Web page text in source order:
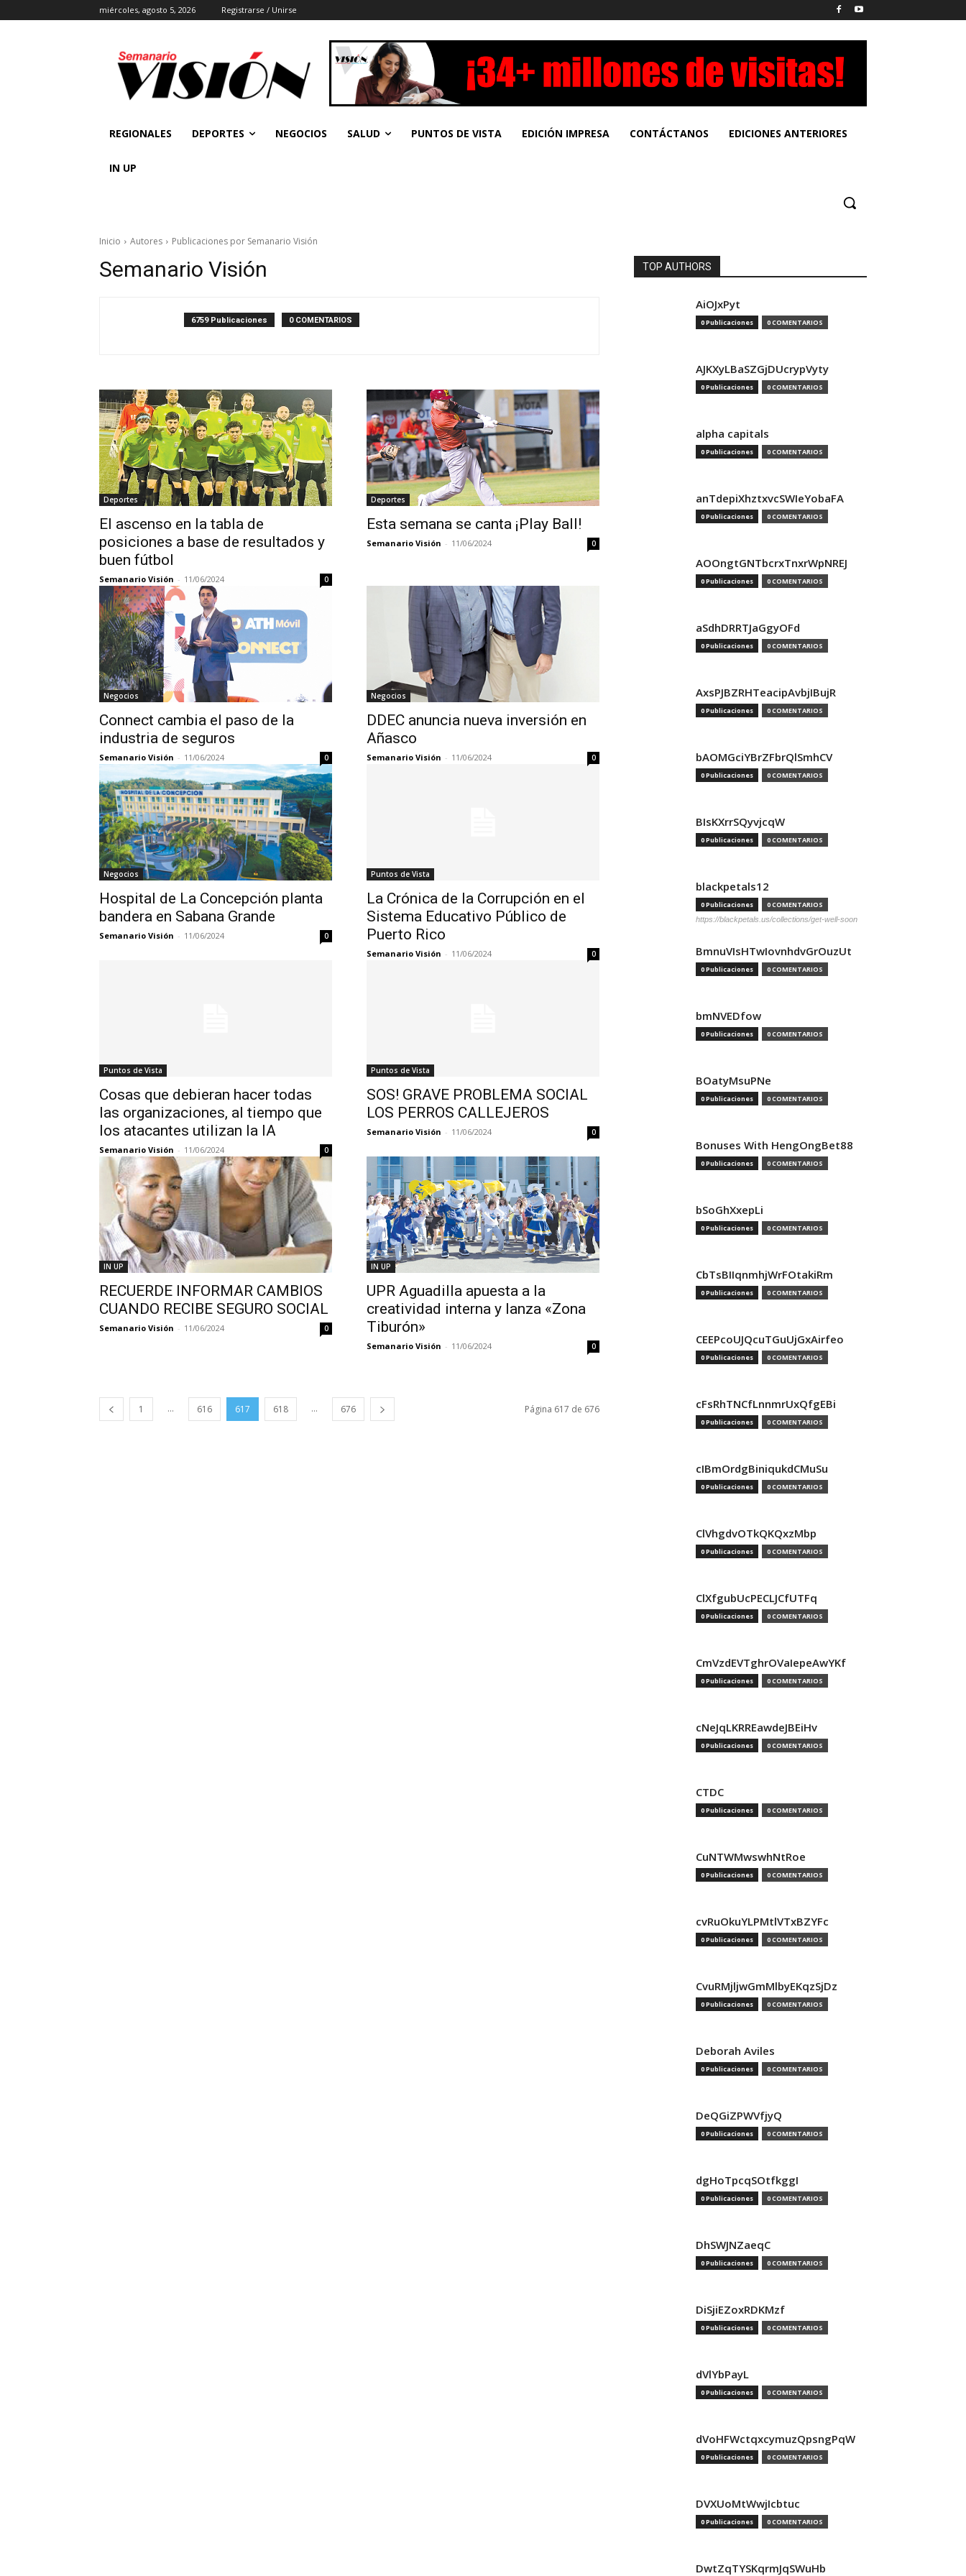
miércoles, agosto 5, 2026 Registrarse / Unirse
REGIONALES DEPORTES NEGOCIOS SALUD PUNTOS DE VISTA EDICIÓN IMPRESA CONTÁCTANOS EDICIONES ANTERIORES
IN UP
Inicio Autores Publicaciones por Semanario Visión
Semanario Visión
6759 Publicaciones 0 COMENTARIOS
Deportes
El ascenso en la tabla de
posiciones a base de resultados y
buen fútbol
Semanario Visión - 11/06/2024 0
Deportes
Esta semana se canta ¡Play Ball!
Semanario Visión - 11/06/2024 0
Negocios
Connect cambia el paso de la
industria de seguros
Semanario Visión - 11/06/2024 0
Negocios
DDEC anuncia nueva inversión en
Añasco
Semanario Visión - 11/06/2024 0
Negocios
Hospital de La Concepción planta
bandera en Sabana Grande
Semanario Visión - 11/06/2024 0
Puntos de Vista
La Crónica de la Corrupción en el
Sistema Educativo Público de
Puerto Rico
Semanario Visión - 11/06/2024 0
Puntos de Vista
Cosas que debieran hacer todas
las organizaciones, al tiempo que
los atacantes utilizan la IA
Semanario Visión - 11/06/2024 0
Puntos de Vista
SOS! GRAVE PROBLEMA SOCIAL
LOS PERROS CALLEJEROS
Semanario Visión - 11/06/2024 0
IN UP
RECUERDE INFORMAR CAMBIOS
CUANDO RECIBE SEGURO SOCIAL
Semanario Visión - 11/06/2024 0
IN UP
UPR Aguadilla apuesta a la
creatividad interna y lanza «Zona
Tiburón»
Semanario Visión - 11/06/2024 0
1 ... 616 617 618 ... 676 Página 617 de 676
TOP AUTHORS
AiOJxPyt
0 Publicaciones 0 COMENTARIOS
AJKXyLBaSZGjDUcrypVyty
0 Publicaciones 0 COMENTARIOS
alpha capitals
0 Publicaciones 0 COMENTARIOS
anTdepiXhztxvcSWIeYobaFA
0 Publicaciones 0 COMENTARIOS
AOOngtGNTbcrxTnxrWpNREJ
0 Publicaciones 0 COMENTARIOS
aSdhDRRTJaGgyOFd
0 Publicaciones 0 COMENTARIOS
AxsPJBZRHTeacipAvbjIBujR
0 Publicaciones 0 COMENTARIOS
bAOMGciYBrZFbrQlSmhCV
0 Publicaciones 0 COMENTARIOS
BIsKXrrSQyvjcqW
0 Publicaciones 0 COMENTARIOS
blackpetals12
0 Publicaciones 0 COMENTARIOS
https://blackpetals.us/collections/get-well-soon
BmnuVIsHTwIovnhdvGrOuzUt
0 Publicaciones 0 COMENTARIOS
bmNVEDfow
0 Publicaciones 0 COMENTARIOS
BOatyMsuPNe
0 Publicaciones 0 COMENTARIOS
Bonuses With HengOngBet88
0 Publicaciones 0 COMENTARIOS
bSoGhXxepLi
0 Publicaciones 0 COMENTARIOS
CbTsBIIqnmhjWrFOtakiRm
0 Publicaciones 0 COMENTARIOS
CEEPcoUJQcuTGuUjGxAirfeo
0 Publicaciones 0 COMENTARIOS
cFsRhTNCfLnnmrUxQfgEBi
0 Publicaciones 0 COMENTARIOS
cIBmOrdgBiniqukdCMuSu
0 Publicaciones 0 COMENTARIOS
ClVhgdvOTkQKQxzMbp
0 Publicaciones 0 COMENTARIOS
ClXfgubUcPECLJCfUTFq
0 Publicaciones 0 COMENTARIOS
CmVzdEVTghrOVaIepeAwYKf
0 Publicaciones 0 COMENTARIOS
cNeJqLKRREawdeJBEiHv
0 Publicaciones 0 COMENTARIOS
CTDC
0 Publicaciones 0 COMENTARIOS
CuNTWMwswhNtRoe
0 Publicaciones 0 COMENTARIOS
cvRuOkuYLPMtlVTxBZYFc
0 Publicaciones 0 COMENTARIOS
CvuRMjljwGmMlbyEKqzSjDz
0 Publicaciones 0 COMENTARIOS
Deborah Aviles
0 Publicaciones 0 COMENTARIOS
DeQGiZPWVfjyQ
0 Publicaciones 0 COMENTARIOS
dgHoTpcqSOtfkggI
0 Publicaciones 0 COMENTARIOS
DhSWJNZaeqC
0 Publicaciones 0 COMENTARIOS
DiSjiEZoxRDKMzf
0 Publicaciones 0 COMENTARIOS
dVlYbPayL
0 Publicaciones 0 COMENTARIOS
dVoHFWctqxcymuzQpsngPqW
0 Publicaciones 0 COMENTARIOS
DVXUoMtWwjIcbtuc
0 Publicaciones 0 COMENTARIOS
DwtZqTYSKqrmJqSWuHb